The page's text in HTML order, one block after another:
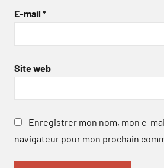
E-mail *
Site web
Enregistrer mon nom, mon e-
navigateur pour mon prochain